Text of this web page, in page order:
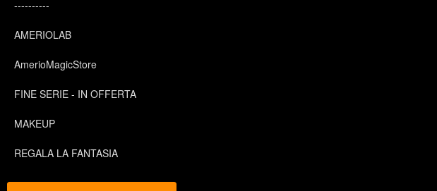
----------
AMERIOLAB
AmerioMagicStore
FINE SERIE - IN OFFERTA
MAKEUP
REGALA LA FANTASIA